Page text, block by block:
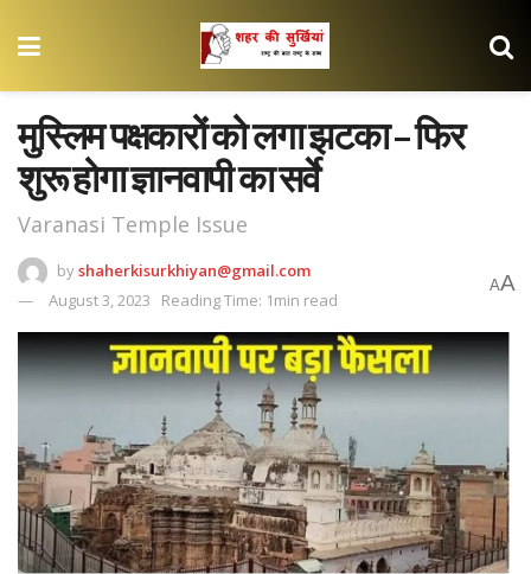
मुस्लिम पक्षकारों को लगा झटका – फिर
शुरू होगा ज्ञानवापी का सर्वे
Varanasi Temple Issue
byshaherkisurkhiyan@gmail.com
August 3, 2023
Reading Time: 1min read
AA